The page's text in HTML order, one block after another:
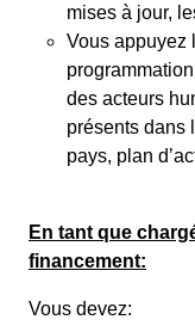
mises à jour,
Vous appuyez
des acteurs
présents dans
pays, plan
En tant que
financement:
Vous devez: